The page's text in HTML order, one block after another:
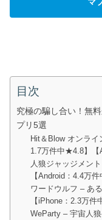
目次
究極の騙し合い！無
プリ5選
Hit＆Blow オンラ
1.7万件中★4.8】【
人狼ジャッジメン
【Android：4.4万
ワードウルフ – あ
【iPhone：2.3万
WeParty – 宇宙人